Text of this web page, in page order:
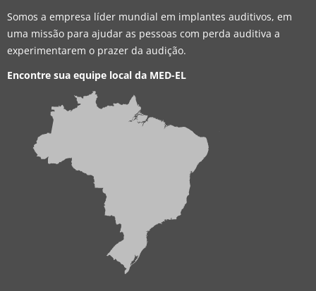
Somos a empresa líder mundial em implantes auditivos, em
uma missão para ajudar as pessoas com perda auditiva a
experimentarem o prazer da audição.
Encontre sua equipe local da MED-EL